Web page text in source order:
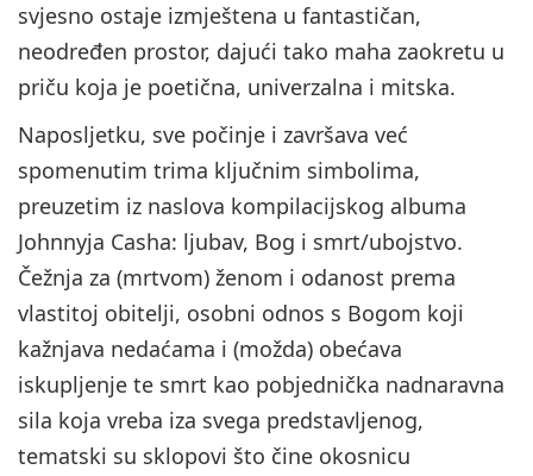
svjesno ostaje izmještena u fantastičan,
neodređen prostor, dajući tako maha zaokretu u
priču koja je poetična, univerzalna i mitska.
Naposljetku, sve počinje i završava već
spomenutim trima ključnim simbolima,
preuzetim iz naslova kompilacijskog albuma
Johnnyja Casha: ljubav, Bog i smrt/ubojstvo.
Čežnja za (mrtvom) ženom i odanost prema
vlastitoj obitelji, osobni odnos s Bogom koji
kažnjava nedaćama i (možda) obećava
iskupljenje te smrt kao pobjednička nadnaravna
sila koja vreba iza svega predstavljenog,
tematski su sklopovi što čine okosnicu